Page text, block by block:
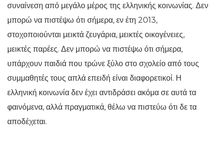
συναίνεση από μεγάλο μέρος της ελληνικής κοινωνίας. Δεν
μπορώ να πιστέψω ότι σήμερα, εν έτη 2013,
στοχοποιούνται μεικτά ζευγάρια, μεικτές οικογένειες,
μεικτές παρέες. Δεν μπορώ να πιστέψω ότι σήμερα,
υπάρχουν παιδιά που τρώνε ξύλο στο σχολείο από τους
συμμαθητές τους απλά επειδή είναι διαφορετικοί. Η
ελληνική κοινωνία δεν έχει αντιδράσει ακόμα σε αυτά τα
φαινόμενα, αλλά πραγματικά, θέλω να πιστεύω ότι δε τα
αποδέχεται.